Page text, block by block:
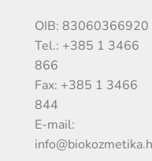
OIB: 83060366920
Tel.: +385 1 3466
866
Fax: +385 1 3466
844
E-mail: